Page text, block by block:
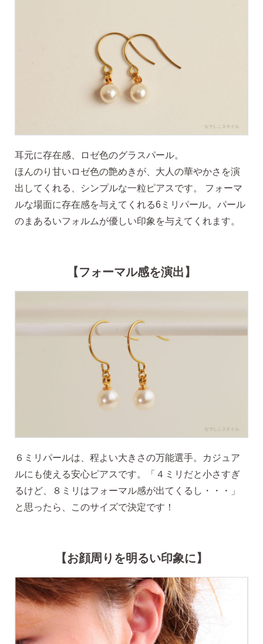
インスタライブで紹介したピアス
商品レビューを見る
なでしこピアスの使いやすい所や
使いにくい所を、赤裸々にレビューしてます。
読み物を見る
ピアス安心サポート
お買い物について
なでしこスタイルについて
季節ごとにリボンのカラーが変わる「特性ピアスケース」
耳元に存在感、ロゼ色のグラスパール。
ほんのり甘いロゼ色の艶めきが、大人の華やかさを演
出してくれる、シンプルな一粒ピアスです。 フォーマ
ルな場面に存在感を与えてくれる6ミリパール。パール
のまあるいフォルムが優しい印象を与えてくれます。
【フォーマル感を演出】
６ミリパールは、程よい大きさの万能選手。カジュア
ルにも使える安心ピアスです。「４ミリだと小さすぎ
るけど、８ミリはフォーマル感が出てくるし・・・」
と思ったら、このサイズで決定です！
【お顔周りを明るい印象に】